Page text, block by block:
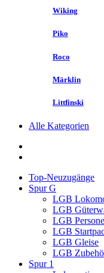
Wiking
Piko
Roco
Märklin
Littfinski
Alle Kategorien
Top-Neuzugänge
Spur G
LGB
LGB
LGB
LGB
LGB Gleise
LGB
Spur 1